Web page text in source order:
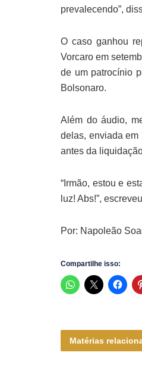
prevalecendo”,
O caso ganhou
Vorcaro em
de um patrocínio
Bolsonaro.
Além do áudio,
delas, enviada
antes da
“Irmão, estou e
luz! Abs!”,
Por: Napoleão
Compartilhe isso:
Matérias